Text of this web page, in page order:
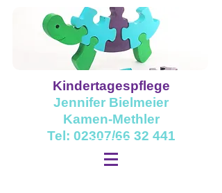
Kindertagespflege
Jennifer Bielmeier
Kamen-Methler
Tel: 02307/66 32 441